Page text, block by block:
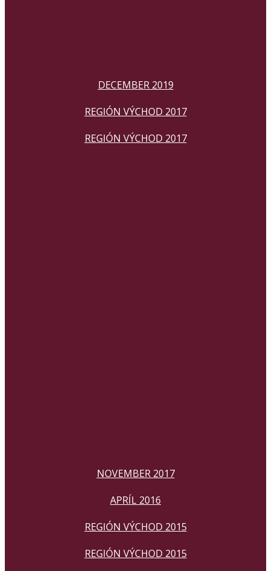
DECEMBER 2019
REGIÓN VÝCHOD 2017
REGIÓN VÝCHOD 2017
NOVEMBER 2017
APRÍL 2016
REGIÓN VÝCHOD 2015
REGIÓN VÝCHOD 2015